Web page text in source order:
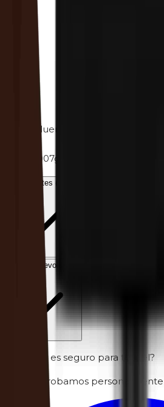
Tolueno
0.007g
Ingredientes (INCI)
Envío y devolución
¿Dudas si es seguro para tu piel?
Lo comprobamos